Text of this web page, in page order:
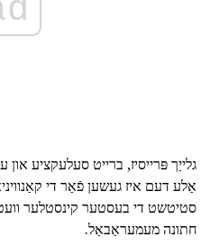
גלייַך פּרייסיז, ברייט סעלעקציע
אַלע דעם איז געשען פֿאַר די
סטיטשט די בעסטער קינסטלער
חתונה מעמעראַבאַל.